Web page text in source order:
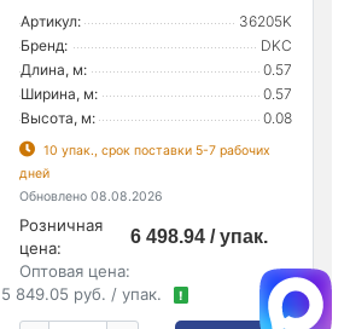
Артикул:
36205K
Бренд:
DKC
Длина, м:
0.57
Ширина, м:
0.57
Высота, м:
0.08
10 упак., срок поставки 5-7 рабочих
дней
Обновлено 08.08.2026
Розничная
цена:
6 498.94 / упак.
Оптовая цена:
5 849.05 руб. / упак.
!